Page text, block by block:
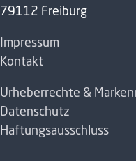
79112 Freiburg
Impressum
Kontakt
Urheberrechte &
Datenschutz
Haftungsausschluss